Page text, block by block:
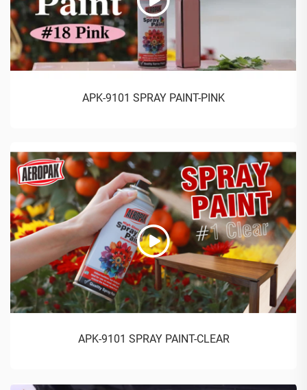
APK-9101 SPRAY PAINT-PINK
APK-9101 SPRAY PAINT-CLEAR